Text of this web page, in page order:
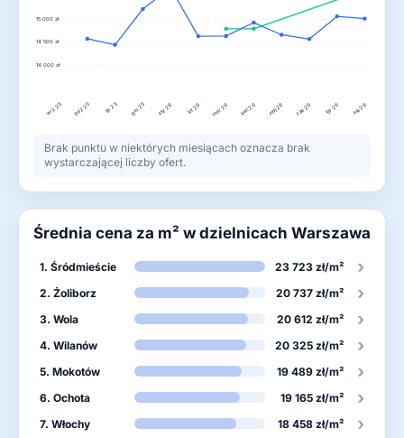
14 000 zł
14 500 zł
15 000 zł
wrz 25 paź 25 lis 25 gru 25 sty 26 lut 26 mar 26 kwi 26 maj 26 cze 26 lip 26 sie 26
Brak punktu w niektórych miesiącach oznacza brak
wystarczającej liczby ofert.
Średnia cena za m² w dzielnicach Warszawa
1. Śródmieście 23 723 zł/m² ›
2. Żoliborz 20 737 zł/m² ›
3. Wola 20 612 zł/m² ›
4. Wilanów 20 325 zł/m² ›
5. Mokotów 19 489 zł/m² ›
6. Ochota 19 165 zł/m² ›
7. Włochy 18 458 zł/m² ›